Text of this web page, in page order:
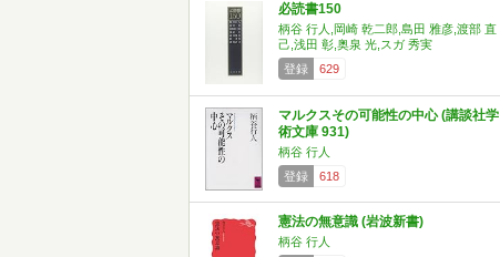
必読書150
柄谷 行人,岡崎 乾二郎,島田 雅彦,渡部 直
己,浅田 彰,奥泉 光,スガ 秀実
登録
629
マルクスその可能性の中心 (講談社学
術文庫 931)
柄谷 行人
登録
618
憲法の無意識 (岩波新書)
柄谷 行人